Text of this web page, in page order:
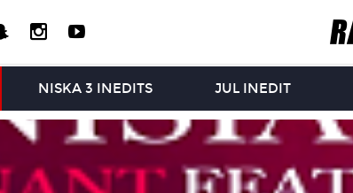
NISKA 3 INEDITS JUL INEDIT